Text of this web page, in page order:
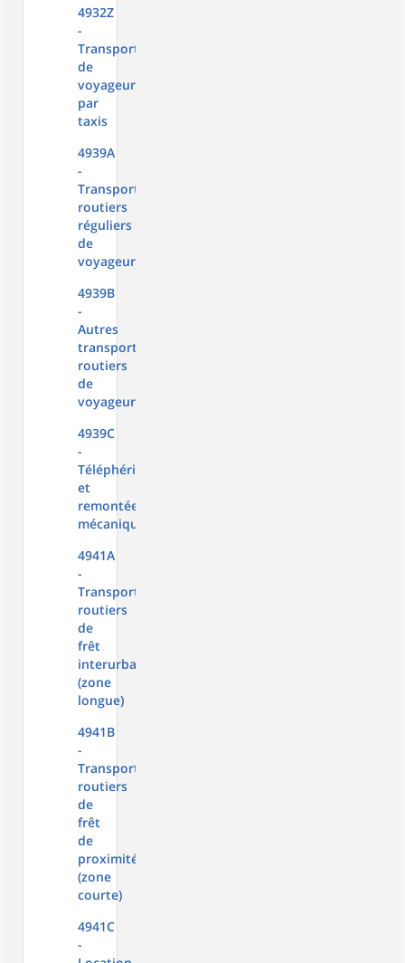
4932Z
-
Transports
de
voyageurs
par
taxis
4939A
-
Transports
routiers
réguliers
de
voyageurs
4939B
-
Autres
transports
routiers
de
voyageurs
4939C
-
Téléphériques
et
remontées
mécaniques
4941A
-
Transports
routiers
de
frêt
interurbains
(zone
longue)
4941B
-
Transports
routiers
de
frêt
de
proximité
(zone
courte)
4941C
-